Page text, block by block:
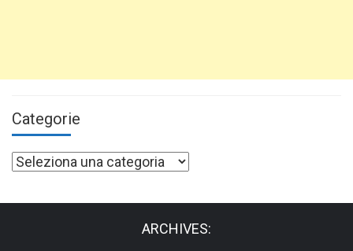
Categorie
Categorie
ARCHIVES: